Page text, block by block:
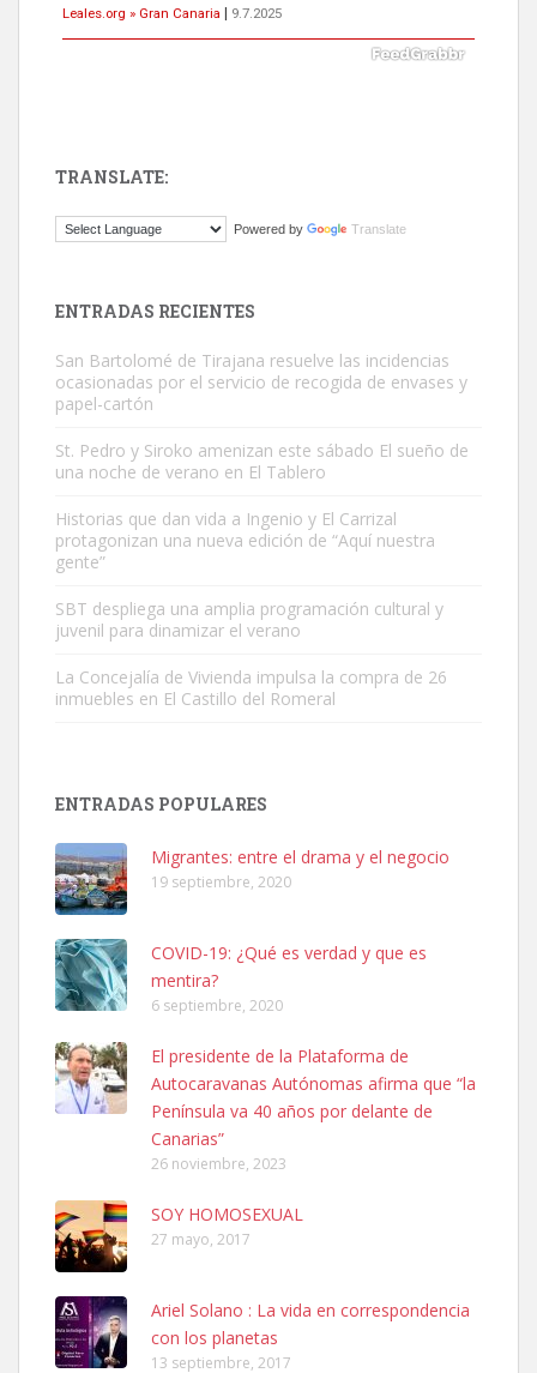
Gato manso encontrado
Leales.org » Gran Canaria | 9.7.2025
Busco adopción responsable para mi perra. Pastor alemán,
hembra, 4 años. Por motivos personales ...
PERRO MACHO RAZA SHIBA CON MICROCHIP PERDIDO HOY
Leales.org » Gran Canaria | 6.7.2025
Ninfa perdida
El día 5 se los perdió una ninfa papillera, asustada tiene miedo a la
calle, se perdió por la zon...
Leales.org » Gran Canaria
Adopcion
Busco casa de acogida para mi perrita ya que por temas de trabajo
TRANSLATE:
Powered by Translate
ENTRADAS RECIENTES
San Bartolomé de Tirajana resuelve las incidencias
ocasionadas por el servicio de recogida de envases y
papel-cartón
St. Pedro y Siroko amenizan este sábado El sueño de
una noche de verano en El Tablero
Historias que dan vida a Ingenio y El Carrizal
protagonizan una nueva edición de “Aquí nuestra
gente”
SBT despliega una amplia programación cultural y
juvenil para dinamizar el verano
La Concejalía de Vivienda impulsa la compra de 26
inmuebles en El Castillo del Romeral
ENTRADAS POPULARES
Migrantes: entre el drama y el negocio
19 septiembre, 2020
COVID-19: ¿Qué es verdad y que es
mentira?
6 septiembre, 2020
El presidente de la Plataforma de
Autocaravanas Autónomas afirma que “la
Península va 40 años por delante de
Canarias”
26 noviembre, 2023
SOY HOMOSEXUAL
27 mayo, 2017
Ariel Solano : La vida en correspondencia
con los planetas
13 septiembre, 2017